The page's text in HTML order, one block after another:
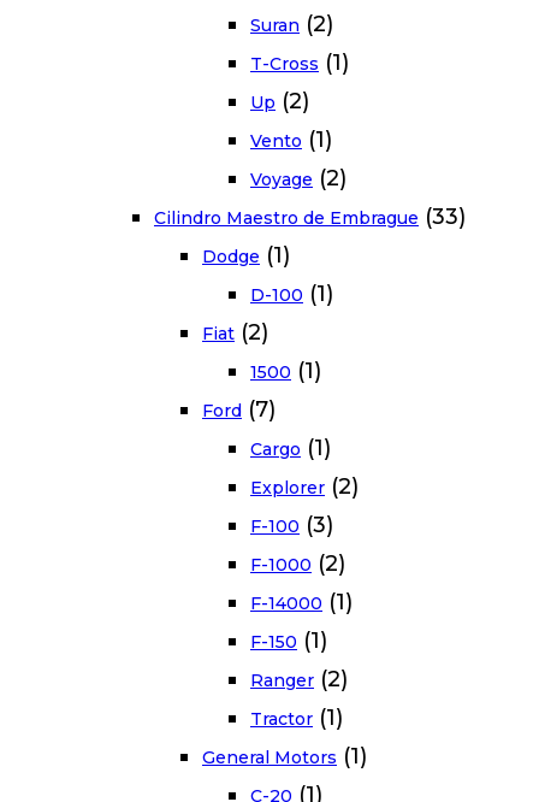
Suran (2)
T-Cross (1)
Up (2)
Vento (1)
Voyage (2)
Cilindro Maestro de Embrague (33)
Dodge (1)
D-100 (1)
Fiat (2)
1500 (1)
Ford (7)
Cargo (1)
Explorer (2)
F-100 (3)
F-1000 (2)
F-14000 (1)
F-150 (1)
Ranger (2)
Tractor (1)
General Motors (1)
C-20 (1)